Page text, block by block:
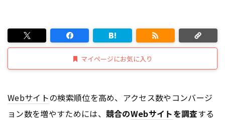
マイページにお気に入り
Webサイトの検索順位を高め、アクセス数やコンバージ
ョン数を増やすためには、 競合のWebサイトを調査する